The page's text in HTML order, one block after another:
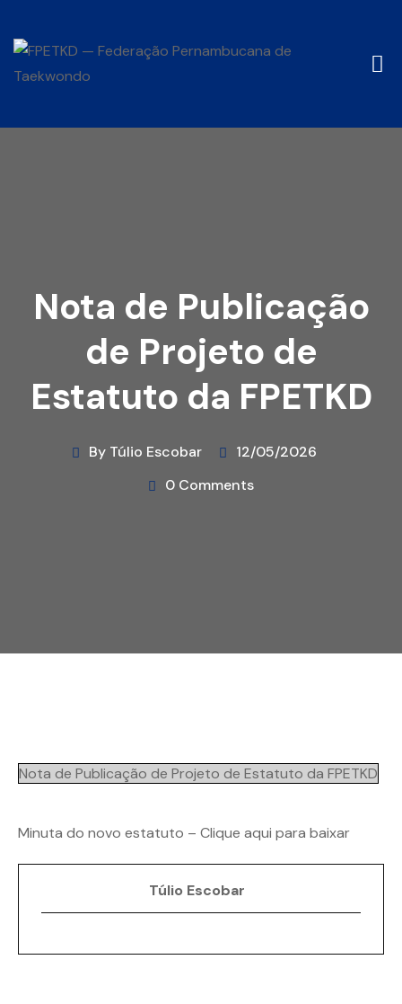
Nota de Publicação
de Projeto de
Estatuto da FPETKD
By Túlio Escobar
12/05/2026
0 Comments
Nota de Publicação de Projeto de Estatuto da FPETKD
Minuta do novo estatuto – Clique aqui para baixar
Túlio Escobar